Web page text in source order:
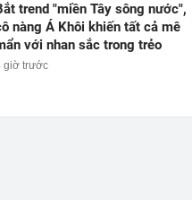
trend "miền Tây sông nước",
nàng Á Khôi khiến tất cả mê
với nhan sắc trong trẻo
giờ trước